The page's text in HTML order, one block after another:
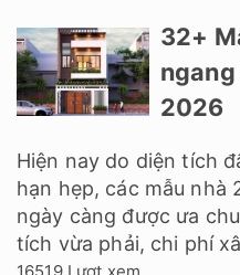
32+
2026
Hiện nay do diện tích
hạn hẹp, các mẫu nhà
ngày càng được ưa
tích vừa phải, chi phí
16519 Lượt xem